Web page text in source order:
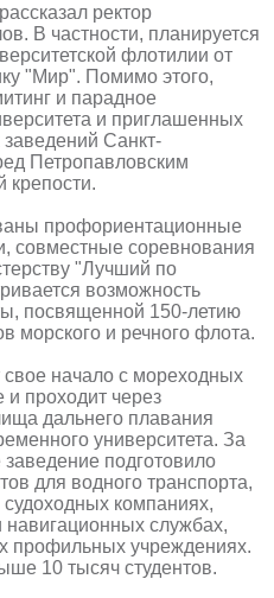
ректор
В частности, планируется
флотилии от
"Мир". Помимо этого,
и парадное
и приглашенных
Санкт-
Петропавловским
крепости.
профориентационные
совместные соревнования
"Лучший по
возможность
посвященной 150-летию
морского и речного флота.
начало с мореходных
и проходит через
дальнего плавания
университета. За
подготовило
для водного транспорта,
судоходных компаниях,
навигационных службах,
профильных учреждениях.
10 тысяч студентов.